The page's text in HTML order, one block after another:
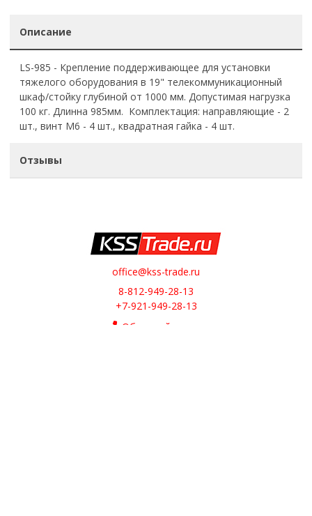
Описание
LS-985 - Крепление поддерживающее для установки
тяжелого оборудования в 19" телекоммуникационный
шкаф/стойку глубиной от 1000 мм. Допустимая нагрузка
100 кг. Длинна 985мм. Комплектация: направляющие - 2
шт., винт М6 - 4 шт., квадратная гайка - 4 шт.
Отзывы
office@kss-trade.ru
8-812-949-28-13
+7-921-949-28-13
Обратный звонок